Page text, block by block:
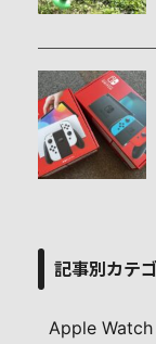
記事別カテ
Apple